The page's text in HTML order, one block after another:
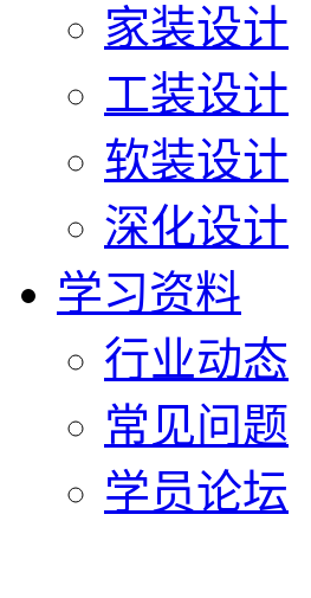
家装设计
工装设计
软装设计
深化设计
学习资料
行业动态
常见问题
学员论坛